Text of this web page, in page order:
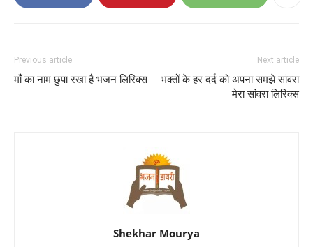
Previous article
माँ का नाम छुपा रखा है भजन लिरिक्स
Next article
भक्तों के हर दर्द को अपना समझे सांवरा
मेरा सांवरा लिरिक्स
Shekhar Mourya